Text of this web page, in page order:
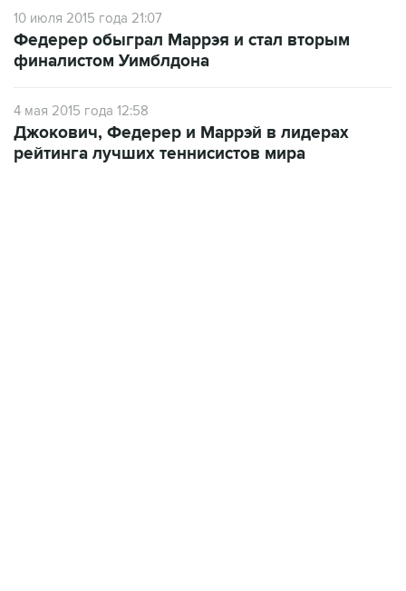
10 июля 2015 года 21:07
Федерер обыграл Маррэя и стал вторым
финалистом Уимблдона
4 мая 2015 года 12:58
Джокович, Федерер и Маррэй в лидерах
рейтинга лучших теннисистов мира